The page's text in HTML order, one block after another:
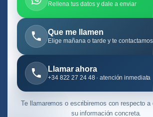
Rellena tus datos y dale a enviar
Que me llamen
Elige mañana o tarde y te contactamos
Llamar ahora
+34 822 27 24 48 · atención inmediata
Te llamaremos o escribiremos con respecto
su información concreta.